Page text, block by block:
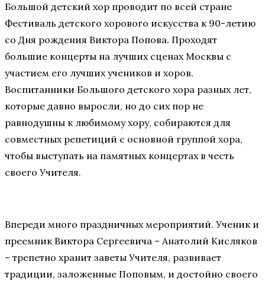
Большой детский хор проводит по всей стране
Фестиваль детского хорового искусства к 90-летию
со Дня рождения Виктора Попова. Проходят
большие концерты на лучших сценах Москвы с
участием его лучших учеников и хоров.
Воспитанники Большого детского хора разных лет,
которые давно выросли, но до сих пор не
равнодушны к любимому хору, собираются для
совместных репетиций с основной группой хора,
чтобы выступать на памятных концертах в честь
своего Учителя.
Впереди много праздничных мероприятий. Ученик и
преемник Виктора Сергеевича – Анатолий Кисляков
– трепетно хранит заветы Учителя, развивает
традиции, заложенные Поповым, и достойно своего